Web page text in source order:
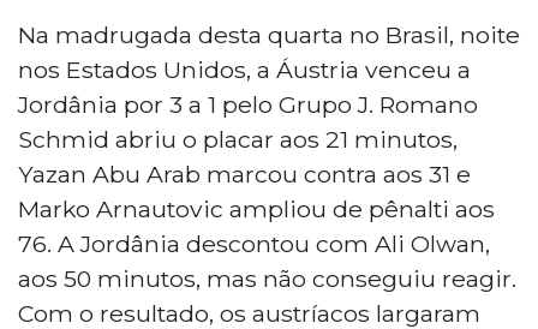
Na madrugada desta quarta no Brasil, noite
nos Estados Unidos, a Áustria venceu a
Jordânia por 3 a 1 pelo Grupo J. Romano
Schmid abriu o placar aos 21 minutos,
Yazan Abu Arab marcou contra aos 31 e
Marko Arnautovic ampliou de pênalti aos
76. A Jordânia descontou com Ali Olwan,
aos 50 minutos, mas não conseguiu reagir.
Com o resultado, os austríacos largaram